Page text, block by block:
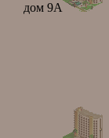
дом 9А